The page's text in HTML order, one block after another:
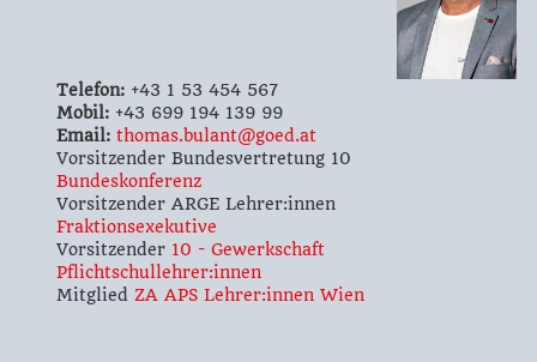
Telefon:+43 1 53 454 567
Mobil:+43 699 194 139 99
Email: thomas.bulant@goed.at
Vorsitzender Bundesvertretung 10
Bundeskonferenz
Vorsitzender ARGE Lehrer:innen
Fraktionsexekutive
Vorsitzender 10 - Gewerkschaft
Pflichtschullehrer:innen
Mitglied ZA APS Lehrer:innen Wien